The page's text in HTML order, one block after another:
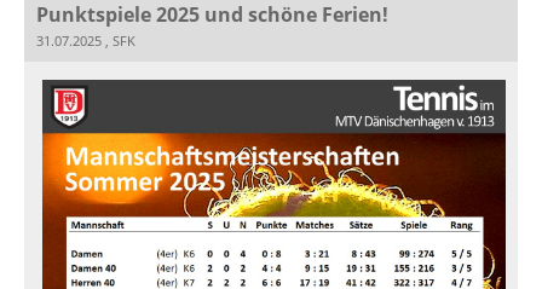
Punktspiele 2025 und schöne Ferien!
31.07.2025 , SFK